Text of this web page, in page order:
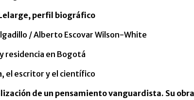
perfil biográfico
/ Alberto Escovar Wilson-White
residencia en Bogotá
el escritor y el científico
de un pensamiento vanguardista. Su